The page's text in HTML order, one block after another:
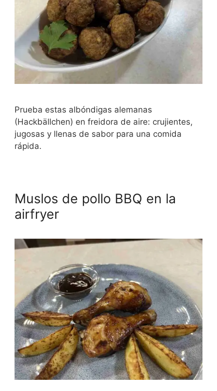
Prueba estas albóndigas alemanas
(Hackbällchen) en freidora de aire: crujientes,
jugosas y llenas de sabor para una comida
rápida.
Muslos de pollo BBQ en la
airfryer